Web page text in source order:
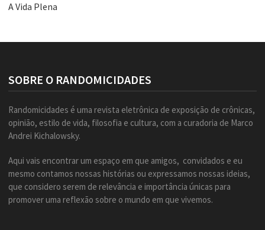
A Vida Plena
SOBRE O RANDOMICIDADES
Randomicidades é uma revista eletrônica de exposição de crônicas,
opinião, estilo de vida, filosofia e cultura, com a curadoria de Marco
Andrei Kichalowsky.
Aqui vais encontrar um espaço em que amigos, convidados e eu
mesmo contamos nossas histórias ou expressamos nossas ideias,
que considero serem de relevância e importância únicas para
promover uma reflexão sobre o mundo em que vivemos.